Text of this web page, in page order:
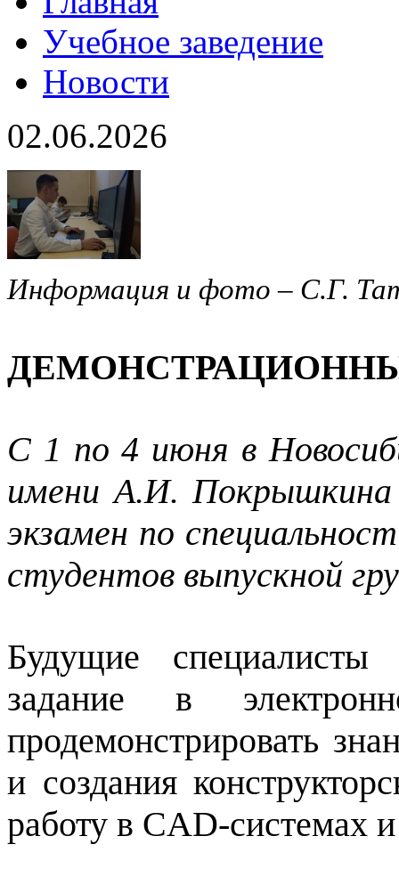
Учебное заведение
Новости
02.06.2026
Информация и фото – С.Г.
С 1 по 4 июня в
имени А.И. Покрышкина
экзамен по
студентов выпускной
Будущие специалисты
задание в
продемонстрировать
и создания
работу в CAD-системах